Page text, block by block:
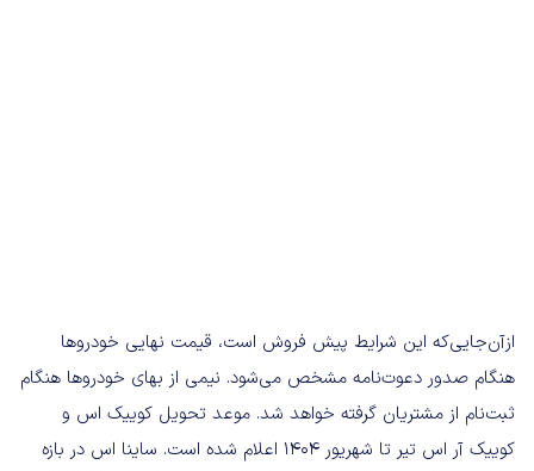
ازآن‌جایی‌که این شرایط پیش فروش است، قیمت نهایی خودروها
هنگام صدور دعوت‌نامه مشخص می‌شود. نیمی از بهای خودروها هنگام
ثبت‌نام از مشتریان گرفته خواهد شد. موعد تحویل کوییک اس و
کوییک آر اس تیر تا شهریور 1404 اعلام شده است. ساینا اس در بازه